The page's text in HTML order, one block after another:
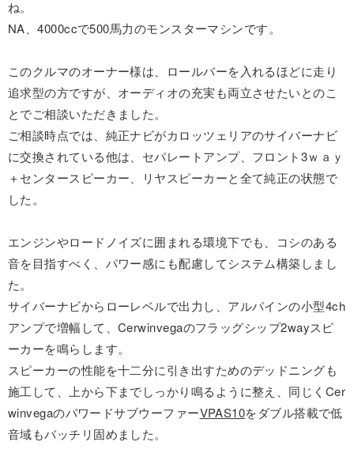
ね。
NA、4000ccで500馬力のモンスターマシンです。
このクルマのオーナー様は、ロールバーを入れるほどに走り
追求型の方ですが、オーディオの充実も両立させたいとのこ
とでご相談いただきました。
ご相談時点では、純正ナビがカロッツェリアのサイバーナビ
に交換されている他は、セパレートアンプ、フロント3ｗａｙ
＋センタースピーカー、リヤスピーカーと全て純正の状態で
した。
エンジンやロードノイズに囲まれる環境下でも、コシのある
音を目指すべく、パワー感にも配慮してシステム構築しまし
た。
サイバーナビからローレベルで出力し、アルパインの小型4ch
アンプで増幅して、Cerwinvegaのフラッグシップ2wayスピ
ーカーを鳴らします。
スピーカーの性能を十二分に引き出すためのデッドニングも
施工して、上から下までしっかり鳴るように整え、同じくCer
winvegaのパワードサブウーファーVPAS10をダブル搭載で低
音域もバッチリ固めました。